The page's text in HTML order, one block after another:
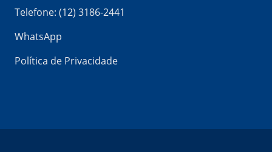
Telefone: (12) 3186-2441
WhatsApp
Política de Privacidade